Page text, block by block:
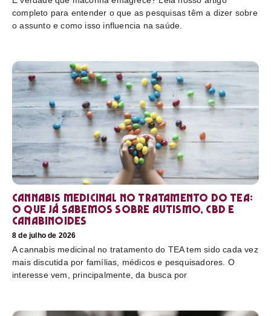
completo para entender o que as pesquisas têm a dizer sobre
o assunto e como isso influencia na saúde.
Cannabis medicinal no tratamento do TEA:
o que já sabemos sobre autismo, CBD e
canabinoides
8 de julho de 2026
A cannabis medicinal no tratamento do TEA tem sido cada vez
mais discutida por famílias, médicos e pesquisadores. O
interesse vem, principalmente, da busca por